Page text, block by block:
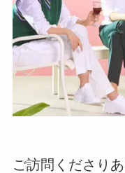
ご訪問くださり